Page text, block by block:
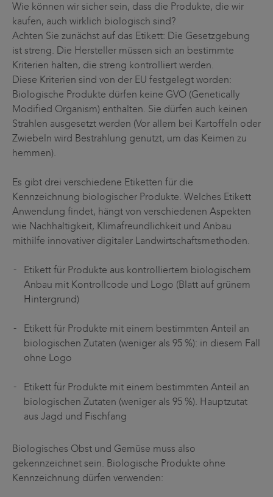
Wie können wir sicher sein, dass die Produkte, die wir
kaufen, auch wirklich biologisch sind?
Achten Sie zunächst auf das Etikett: Die Gesetzgebung
ist streng. Die Hersteller müssen sich an bestimmte
Kriterien halten, die streng kontrolliert werden.
Diese Kriterien sind von der EU festgelegt worden:
Biologische Produkte dürfen keine GVO (Genetically
Modified Organism) enthalten. Sie dürfen auch keinen
Strahlen ausgesetzt werden (Vor allem bei Kartoffeln oder
Zwiebeln wird Bestrahlung genutzt, um das Keimen zu
hemmen).
Es gibt drei verschiedene Etiketten für die
Kennzeichnung biologischer Produkte. Welches Etikett
Anwendung findet, hängt von verschiedenen Aspekten
wie Nachhaltigkeit, Klimafreundlichkeit und Anbau
mithilfe innovativer digitaler Landwirtschaftsmethoden.
Etikett für Produkte aus kontrolliertem biologischem
Anbau mit Kontrollcode und Logo (Blatt auf grünem
Hintergrund)
Etikett für Produkte mit einem bestimmten Anteil an
biologischen Zutaten (weniger als 95 %): in diesem Fall
ohne Logo
Etikett für Produkte mit einem bestimmten Anteil an
biologischen Zutaten (weniger als 95 %). Hauptzutat
aus Jagd und Fischfang
Biologisches Obst und Gemüse muss also
gekennzeichnet sein. Biologische Produkte ohne
Kennzeichnung dürfen verwenden: